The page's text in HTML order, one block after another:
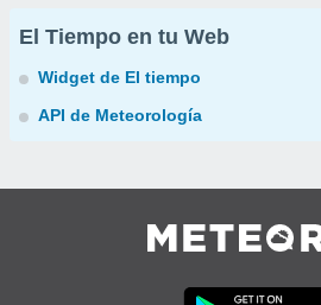
El Tiempo en tu Web
Widget de El tiempo
API de Meteorología